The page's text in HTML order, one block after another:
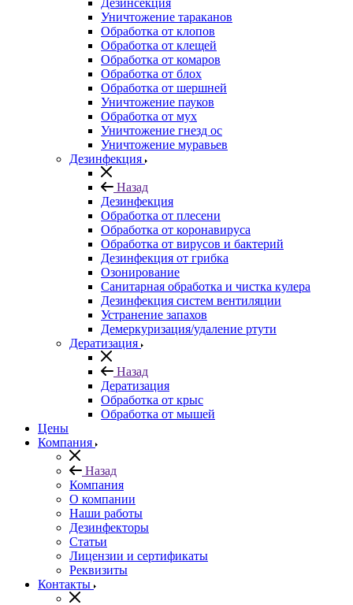
Дезинсекция
Уничтожение тараканов
Обработка от клопов
Обработка от клещей
Обработка от комаров
Обработка от блох
Обработка от шершней
Уничтожение пауков
Обработка от мух
Уничтожение гнезд ос
Уничтожение муравьев
Дезинфекция
Назад
Дезинфекция
Обработка от плесени
Обработка от коронавируса
Обработка от вирусов и бактерий
Дезинфекция от грибка
Озонирование
Санитарная обработка и чистка кулера
Дезинфекция систем вентиляции
Устранение запахов
Демеркуризация/удаление ртути
Дератизация
Назад
Дератизация
Обработка от крыс
Обработка от мышей
Цены
Компания
Назад
Компания
О компании
Наши работы
Дезинфекторы
Статьи
Лицензии и сертификаты
Реквизиты
Контакты